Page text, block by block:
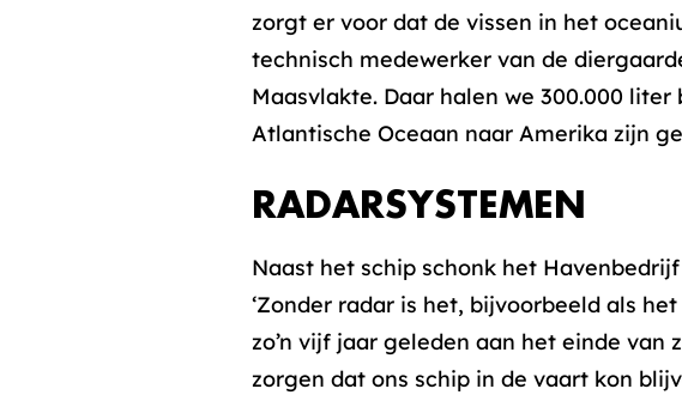
zorgt er voor dat de vissen in het
technisch medewerker van de
Maasvlakte. Daar halen we 300.000
Atlantische Oceaan naar Amerika zijn
RADARSYSTEMEN
Naast het schip schonk het
‘Zonder radar is het, bijvoorbeeld als
zo’n vijf jaar geleden aan het einde van
zorgen dat ons schip in de vaart kon